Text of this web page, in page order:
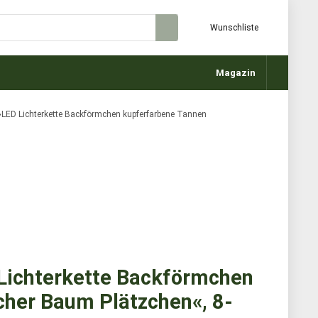
Wunschliste
Magazin
Lichterkette Backförmchen kupferfarbene Tannen
Backförmchen
Baum Plätzchen«, 8-